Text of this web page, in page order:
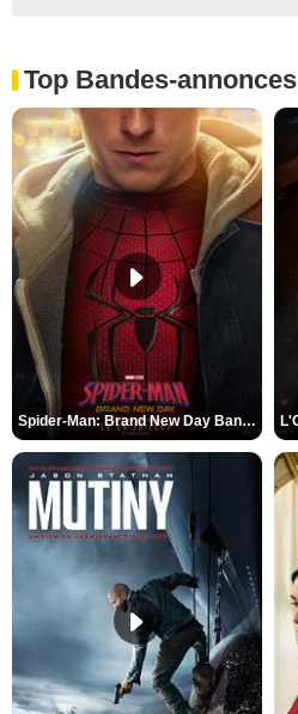
Top Bandes-annonces
Spider-Man: Brand New Day Bande-annonce VO STFR